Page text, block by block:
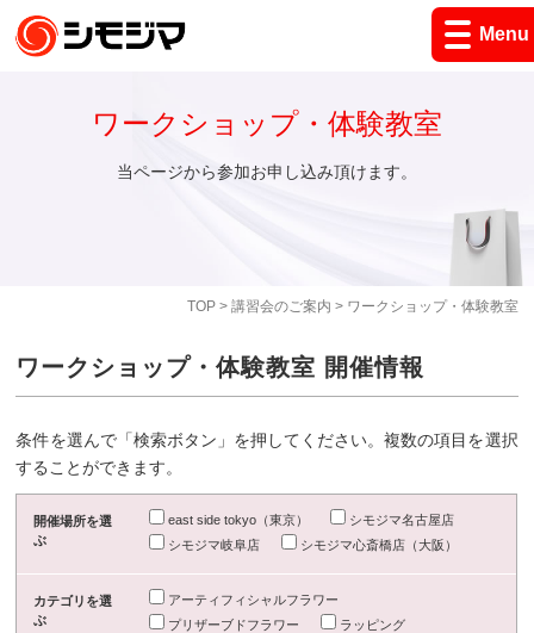
Menu
TOP> 講習会のご案内 > ワークショップ・体験教室
ワークショップ・体験教室
当ページから参加お申し込み頂けます。
ワークショップ・体験教室 開催情報
条件を選んで「検索ボタン」を押してください。複数の項目を選択
することができます。
開催場所を選
ぶ
east side tokyo（東京）
シモジマ名古屋店
シモジマ岐阜店
シモジマ心斎橋店（大阪）
カテゴリを選
ぶ
アーティフィシャルフラワー
プリザーブドフラワー
ラッピング